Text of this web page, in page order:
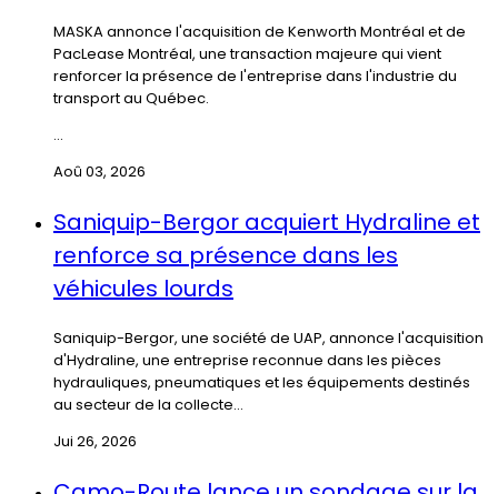
MASKA annonce l'acquisition de Kenworth Montréal et de
PacLease Montréal, une transaction majeure qui vient
renforcer la présence de l'entreprise dans l'industrie du
transport au Québec.
...
Aoû 03, 2026
Saniquip-Bergor acquiert Hydraline et
renforce sa présence dans les
véhicules lourds
Saniquip-Bergor, une société de UAP, annonce l'acquisition
d'Hydraline, une entreprise reconnue dans les pièces
hydrauliques, pneumatiques et les équipements destinés
au secteur de la collecte...
Jui 26, 2026